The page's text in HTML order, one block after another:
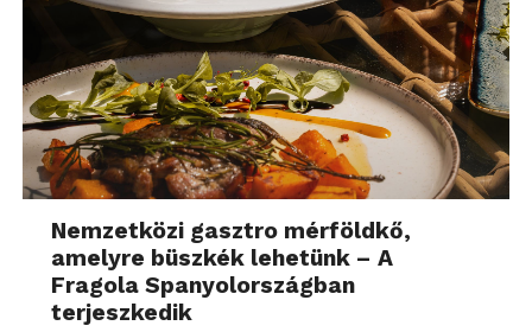
Nemzetközi gasztro mérföldkő,
amelyre büszkék lehetünk – A
Fragola Spanyolországban
terjeszkedik